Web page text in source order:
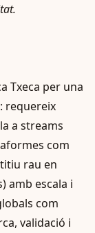
Txeca per una
requereix
a streams
com
rau en
amb escala i
com
validació i